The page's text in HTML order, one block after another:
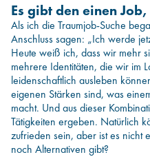
Es gibt den einen
Als ich die Traumjob-Suche
Anschluss sagen: „Ich werde
Heute weiß ich, dass wir mehr
mehrere Identitäten, die wir im
leidenschaftlich ausleben
eigenen Stärken sind, was
macht. Und aus dieser
Tätigkeiten ergeben. Natürlich
zufrieden sein, aber ist es nicht
noch Alternativen gibt?